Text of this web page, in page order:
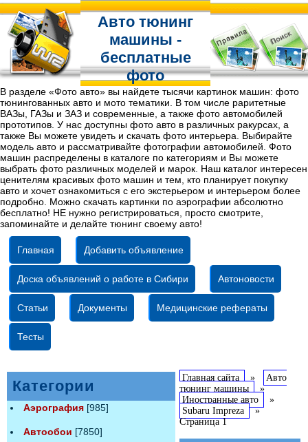
Авто тюнинг
машины -
бесплатные
фото
В разделе «Фото авто» вы найдете тысячи картинок машин: фото
тюнингованных авто и мото тематики. В том числе раритетные
ВАЗы, ГАЗы и ЗАЗ и современные, а также фото автомобилей
прототипов. У нас доступны фото авто в различных ракурсах, а
также Вы можете увидеть и скачать фото интерьера. Выбирайте
модель авто и рассматривайте фотографии автомобилей. Фото
машин распределены в каталоге по категориям и Вы можете
выбрать фото различных моделей и марок. Наш каталог интересен
ценителям красивых фото машин и тем, кто планирует покупку
авто и хочет ознакомиться с его экстерьером и интерьером более
подробно. Можно скачать картинки по аэрографии абсолютно
бесплатно! НЕ нужно регистрироваться, просто смотрите,
запоминайте и делайте тюнинг своему авто!
Главная Добавить объявление
Доска объявлений о работе в Сибири Автоновости
Статьи Документы Медицинские рефераты
Тесты
Категории
Аэрография [985]
Автообои [7850]
Главная сайта »
Авто
тюнинг машины
»
Иностранные авто
»
Subaru Impreza »
Страница 1